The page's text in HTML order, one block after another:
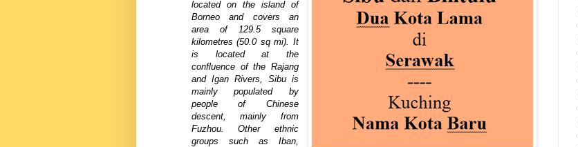
located on the island of
Borneo and covers an
area of 129.5 square
kilometres (50.0 sq mi). It
is located at the
confluence of the Rajang
and Igan Rivers, Sibu is
mainly populated by
people of Chinese
descent, mainly from
Fuzhou. Other ethnic
groups such as Iban,